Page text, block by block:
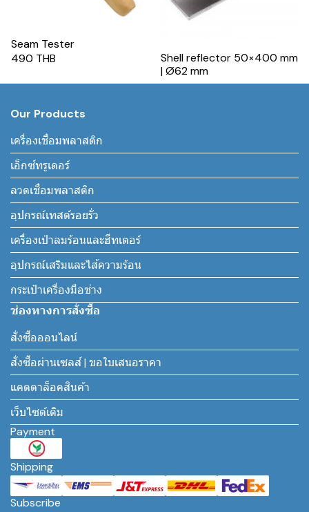
Seam Tester
490 THB
Shell reflector 50×400 mm
| Ø62 mm
Our Products
เครื่องเชื่อมพลาสติก
เอ็กซ์ทรูเดอร์
ลวดเชื่อมพลาสติก
อุปกรณ์เทสต์รอยรั่ว
เครื่องเป่าลมร้อนและฮีทเตอร์
อุปกรณ์เสริมและไส้ความร้อน
กระเป๋าเครื่องมือช่าง
ช่องทางการสั่งซื้อ
สั่งซื้อออนไลน์
สั่งซื้อผ่านเซลส์ | ขอใบเสนอราคา
แคตตาล็อคสินค้า
เว็บไซต์เดิม
Payment
Shipping
Subscribe